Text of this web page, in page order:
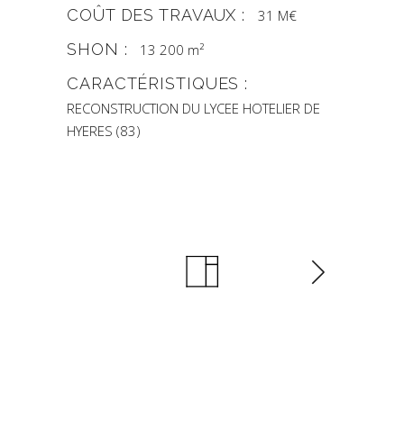
COÛT DES TRAVAUX : 31 M€
SHON : 13 200 m²
CARACTÉRISTIQUES :
RECONSTRUCTION DU LYCEE HOTELIER DE
HYERES (83)